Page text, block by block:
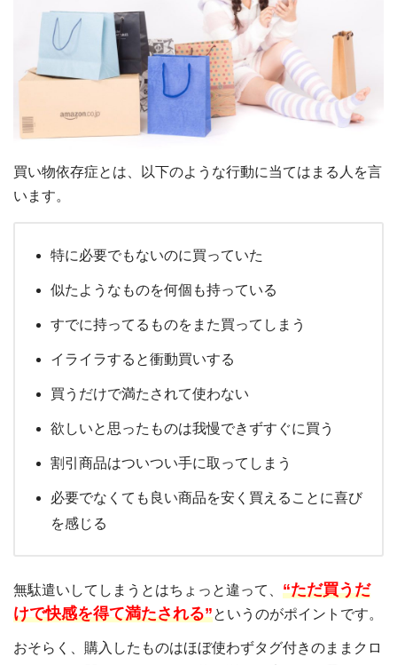
買い物依存症とは、以下のような行動に当てはまる人を言
います。
特に必要でもないのに買っていた
似たようなものを何個も持っている
すでに持ってるものをまた買ってしまう
イライラすると衝動買いする
買うだけで満たされて使わない
欲しいと思ったものは我慢できずすぐに買う
割引商品はついつい手に取ってしまう
必要でなくても良い商品を安く買えることに喜び
を感じる
無駄遣いしてしまうとはちょっと違って、 “ただ買うだ
けで快感を得て満たされる”というのがポイントです。
おそらく、購入したものはほぼ使わずタグ付きのままクロ